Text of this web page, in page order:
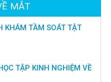
MẮT
KHÁM TẦM SOÁT TẬT
TẬP KINH NGHIỆM VỀ